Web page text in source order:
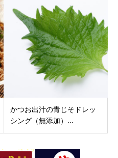
かつお出汁の青じそドレッ
シング（無添加）...